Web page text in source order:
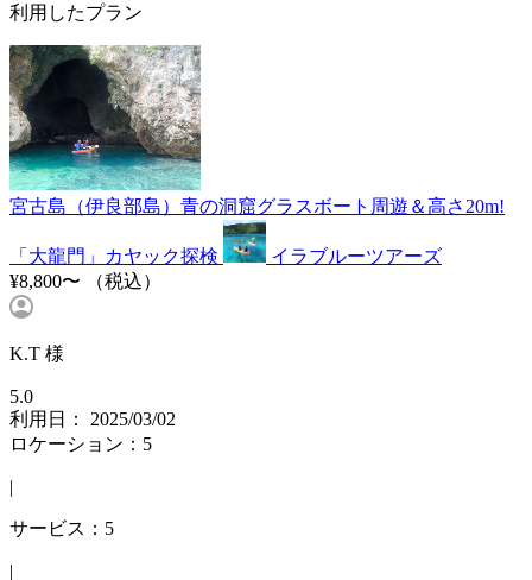
利用したプラン
宮古島（伊良部島）青の洞窟グラスボート周遊＆高さ20m!
「大龍門」カヤック探検
イラブルーツアーズ
¥8,800〜
（税込）
K.T 様
5.0
利用日： 2025/03/02
ロケーション：5
|
サービス：5
|